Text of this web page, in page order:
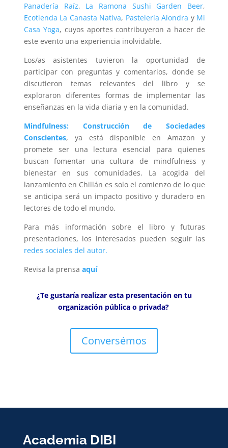
Panadería
Raíz, La Ramona Sushi Garden Beer,
Ecotienda La Canasta Nativa, Pastelería Alondra y Mi
Casa Yoga, cuyos aportes contribuyeron a hacer de
este evento una experiencia inolvidable.
Los/as asistentes tuvieron la oportunidad de
participar con preguntas y comentarios, donde se
discutieron temas relevantes del libro y se
exploraron diferentes formas de implementar las
enseñanzas en la vida diaria y en la comunidad.
Mindfulness: Construcción de Sociedades
Conscientes, ya está disponible en Amazon y
promete ser una lectura esencial para quienes
buscan fomentar una cultura de mindfulness y
bienestar en sus comunidades. La acogida del
lanzamiento en Chillán es solo el comienzo de lo que
se anticipa será un impacto positivo y duradero en
lectores de todo el mundo.
Para más información sobre el libro y futuras
presentaciones, los interesados pueden seguir las
redes sociales del autor.
Revisa la prensa aquí
¿Te gustaría realizar esta presentación en tu
organización pública o privada?
Conversémos
Academia DIBI